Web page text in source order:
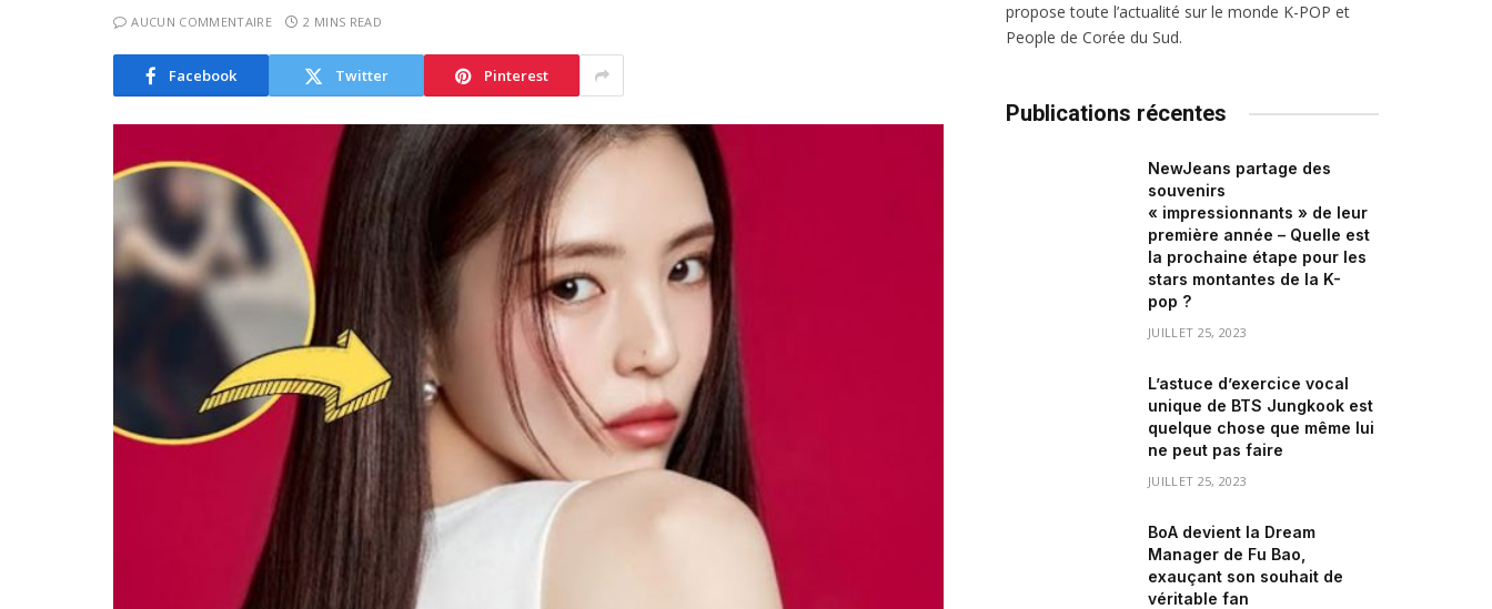
AUCUN COMMENTAIRE 2 MINS READ
Facebook Twitter Pinterest
propose toute l’actualité sur le monde K-POP et
People de Corée du Sud.
Publications récentes
NewJeans partage des
souvenirs
« impressionnants » de leur
première année – Quelle est
la prochaine étape pour les
stars montantes de la K-
pop ?
JUILLET 25, 2023
L’astuce d’exercice vocal
unique de BTS Jungkook est
quelque chose que même lui
ne peut pas faire
JUILLET 25, 2023
BoA devient la Dream
Manager de Fu Bao,
exauçant son souhait de
véritable fan